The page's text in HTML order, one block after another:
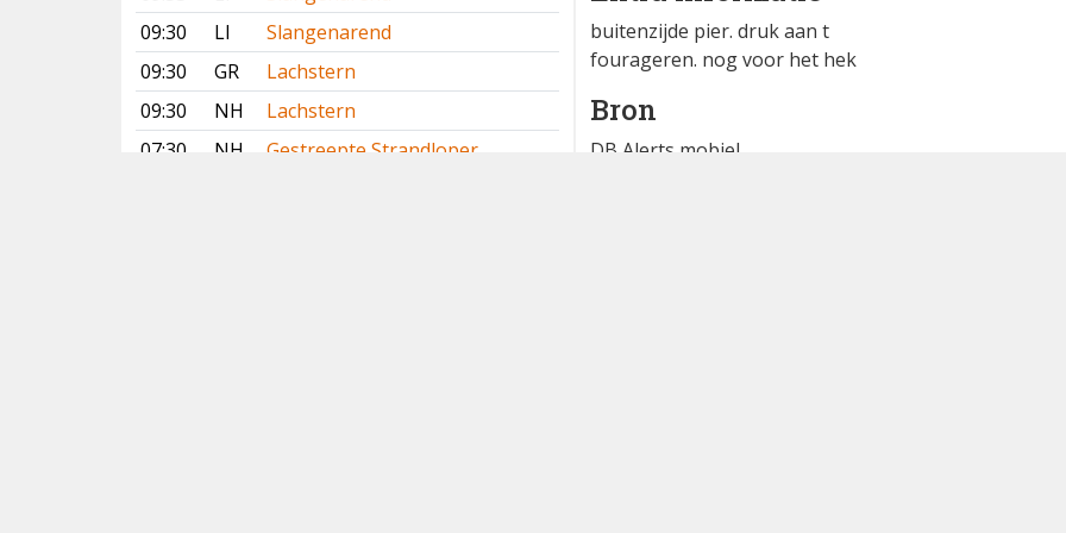
09:30
LI
Slangenarend
09:30
GR
Lachstern
09:30
NH
Lachstern
07:30
NH
Gestreepte Strandloper
buitenzijde pier. druk aan t
fourageren. nog voor het hek
Bron
DB Alerts mobiel